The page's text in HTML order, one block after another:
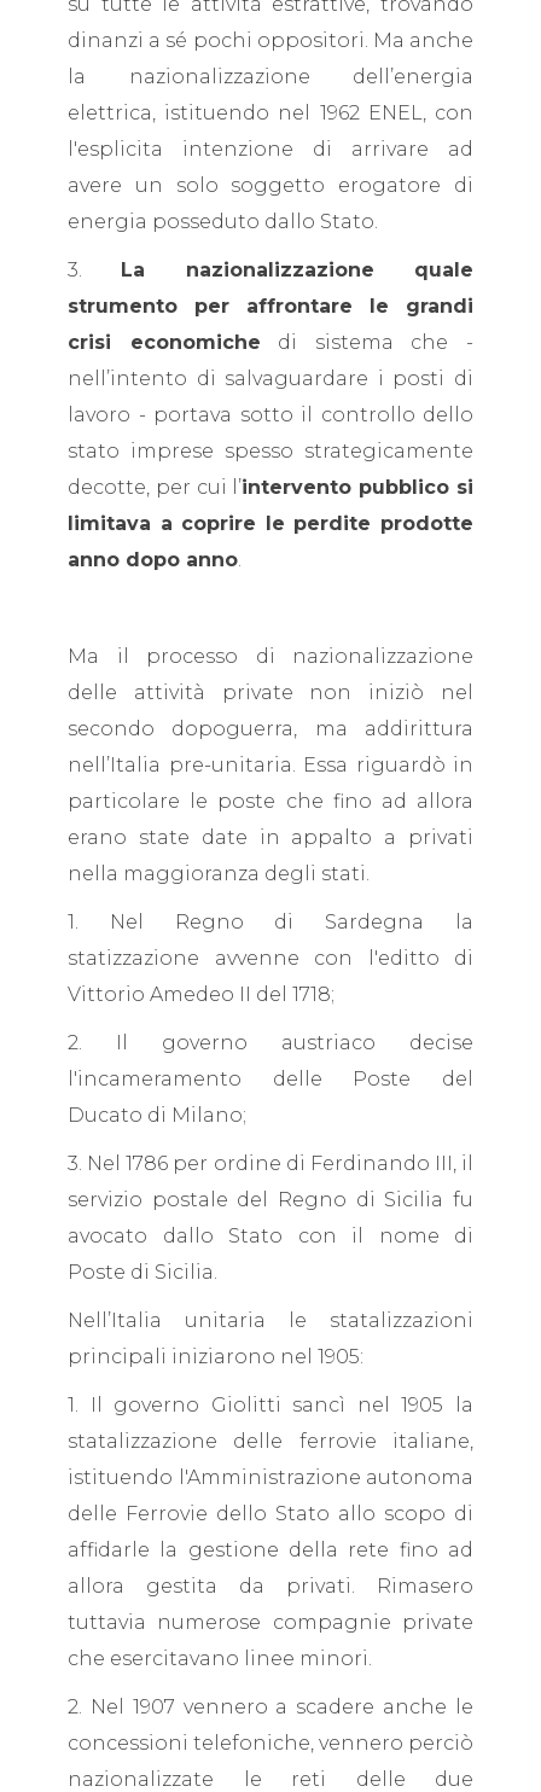
dinanzi a sé pochi oppositori. Ma anche
la nazionalizzazione dell’energia
elettrica, istituendo nel 1962 ENEL, con
l'esplicita intenzione di arrivare ad
avere un solo soggetto erogatore di
energia posseduto dallo Stato.
3. La nazionalizzazione quale
strumento per affrontare le grandi
crisi economiche di sistema che -
nell’intento di salvaguardare i posti di
lavoro - portava sotto il controllo dello
stato imprese spesso strategicamente
decotte, per cui l’intervento pubblico si
limitava a coprire le perdite prodotte
anno dopo anno.
Ma il processo di nazionalizzazione
delle attività private non iniziò nel
secondo dopoguerra, ma addirittura
nell’Italia pre-unitaria. Essa riguardò in
particolare le poste che fino ad allora
erano state date in appalto a privati
nella maggioranza degli stati.
1. Nel Regno di Sardegna la
statizzazione avvenne con l'editto di
Vittorio Amedeo II del 1718;
2. Il governo austriaco decise
l'incameramento delle Poste del
Ducato di Milano;
3. Nel 1786 per ordine di Ferdinando III, il
servizio postale del Regno di Sicilia fu
avocato dallo Stato con il nome di
Poste di Sicilia.
Nell’Italia unitaria le statalizzazioni
principali iniziarono nel 1905:
1. Il governo Giolitti sancì nel 1905 la
statalizzazione delle ferrovie italiane,
istituendo l'Amministrazione autonoma
delle Ferrovie dello Stato allo scopo di
affidarle la gestione della rete fino ad
allora gestita da privati. Rimasero
tuttavia numerose compagnie private
che esercitavano linee minori.
2. Nel 1907 vennero a scadere anche le
concessioni telefoniche, vennero perciò
nazionalizzate le reti delle due